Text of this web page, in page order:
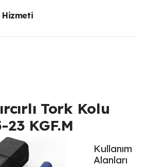
Hizmeti
Tork Kolu
KGF.M
Kullanım
Alanları